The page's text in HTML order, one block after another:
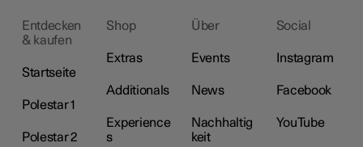
Entdecken
& kaufen
Startseite
Polestar 1
Polestar 2
Shop
Extras
Additionals
Experience
s
Über
Events
News
Nachhaltig
keit
Social
Instagram
Facebook
YouTube